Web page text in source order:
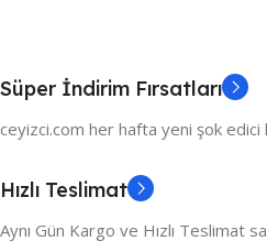
Süper İndirim Fırsatları
ceyizci.com her hafta yeni şok edici
Hızlı Teslimat
Aynı Gün Kargo ve Hızlı Teslimat